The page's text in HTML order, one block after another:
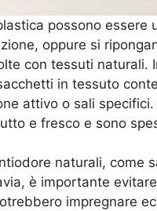
possono
oppure si
con tessuti naturali.
in tessuto
attivo o sali
e fresco e sono
naturali, come
è importante
impregnare